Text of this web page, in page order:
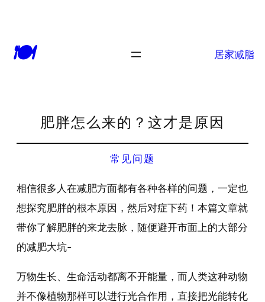
🍽 居家减脂
肥胖怎么来的？这才是原因
常见问题
相信很多人在减肥方面都有各种各样的问题，一定也
想探究肥胖的根本原因，然后对症下药！本篇文章就
带你了解肥胖的来龙去脉，随便避开市面上的大部分
的减肥大坑~
万物生长、生命活动都离不开能量，而人类这种动物
并不像植物那样可以进行光合作用，直接把光能转化